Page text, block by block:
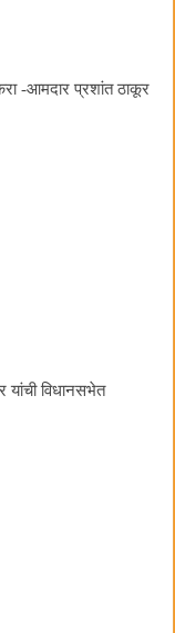
-आमदार प्रशांत ठाकूर
यांची विधानसभेत